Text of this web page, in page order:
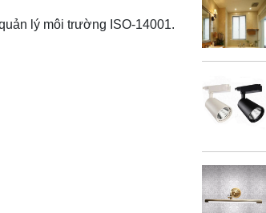
lý môi trường ISO-14001.